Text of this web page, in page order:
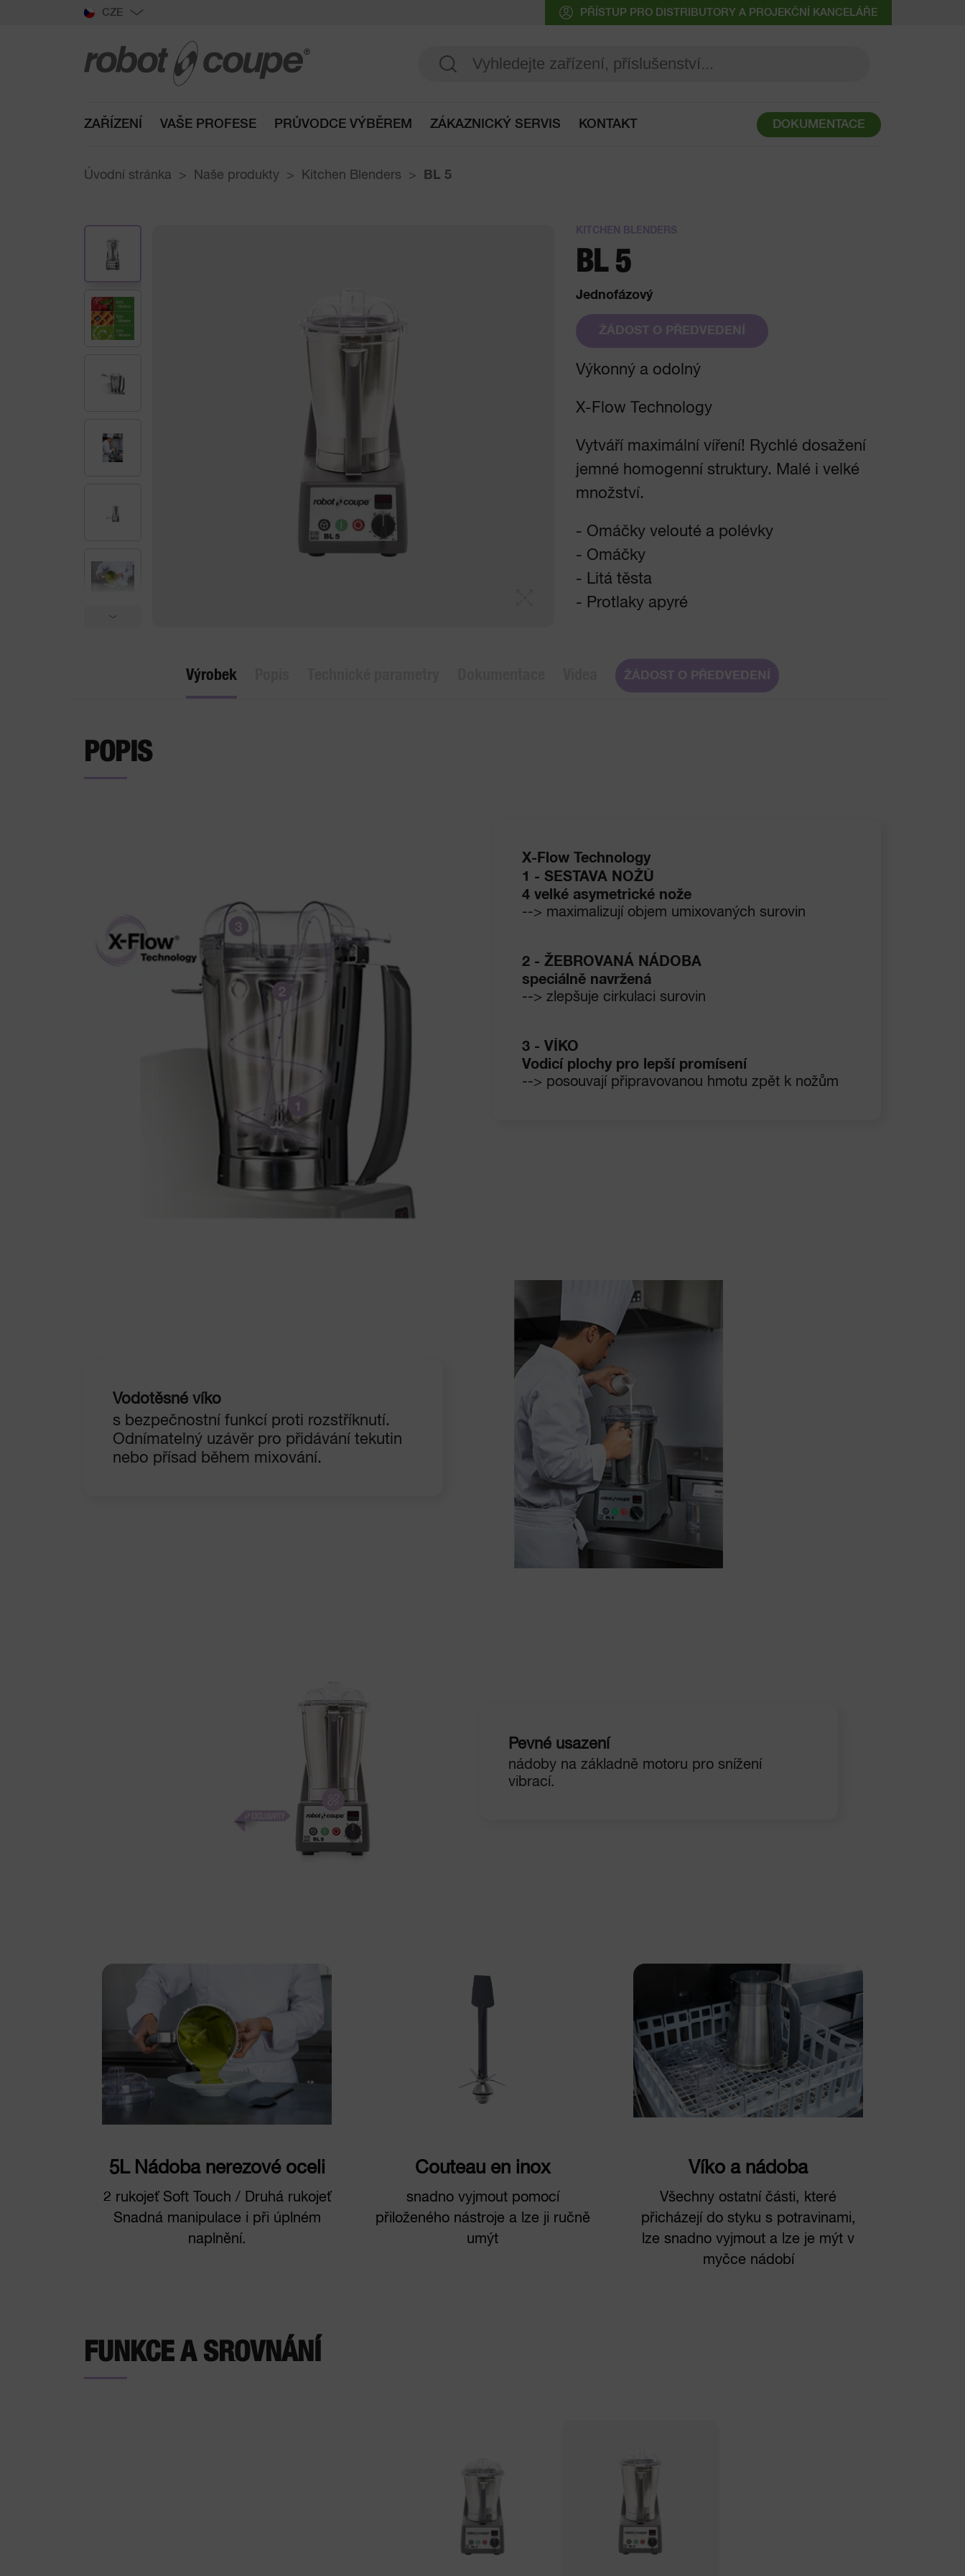
CZE PŘÍSTUP PRO DISTRIBUTORY A PROJEKČNÍ KANCELÁŘE
ZAŘÍZENÍ VAŠE PROFESE PRŮVODCE VÝBĚREM ZÁKAZNICKÝ SERVIS KONTAKT DOKUMENTACE
Úvodní stránka Naše produkty Kitchen Blenders BL 5
KITCHEN BLENDERS
BL 5
Jednofázový
ŽÁDOST O PŘEDVEDENÍ
Výkonný a odolný
X-Flow Technology
Vytváří maximální víření! Rychlé dosažení
jemné homogenní struktury. Malé i velké
množství.
- Omáčky velouté a polévky
- Omáčky
- Litá těsta
- Protlaky apyré
Výrobek ŽÁDOST O PŘEDVEDENÍ
POPIS
X-Flow Technology
1 - SESTAVA NOŽŮ
4 velké asymetrické nože
--> maximalizují objem umixovaných surovin
2 - ŽEBROVANÁ NÁDOBA
speciálně navržená
--> zlepšuje cirkulaci surovin
3 - VÍKO
Vodicí plochy pro lepší promísení
--> posouvají připravovanou hmotu zpět k nožům
Vodotěsné víko
s bezpečnostní funkcí proti rozstříknutí.
Odnímatelný uzávěr pro přidávání tekutin
nebo přísad během mixování.
Pevné usazení
nádoby na základně motoru pro snížení
vibrací.
5L Nádoba nerezové oceli
2 rukojeť Soft Touch / Druhá rukojeť
Snadná manipulace i při úplném
naplnění.
Couteau en inox
snadno vyjmout pomocí
přiloženého nástroje a lze ji ručně
umýt
Víko a nádoba
Všechny ostatní části, které
přicházejí do styku s potravinami,
lze snadno vyjmout a lze je mýt v
myčce nádobí
FUNKCE A SROVNÁNÍ
Přístup do průvodce výběrem